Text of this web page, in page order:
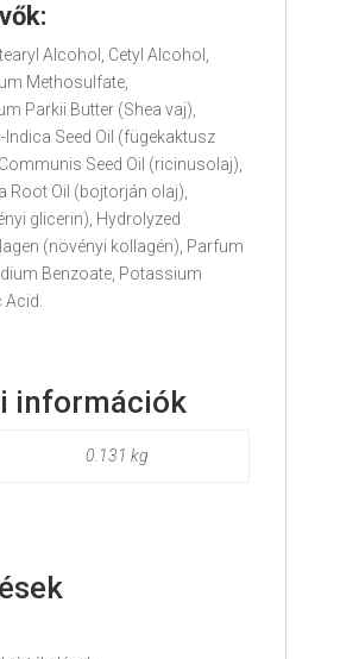
:
Alcohol, Cetyl Alcohol,
Methosulfate,
Parkii Butter (Shea vaj),
Indica Seed Oil (fügekaktusz
Seed Oil (ricinusolaj),
Root Oil (bojtorján olaj),
glicerin), Hydrolyzed
(növényi kollagén), Parfum
Benzoate, Potassium
információk
0.131 kg